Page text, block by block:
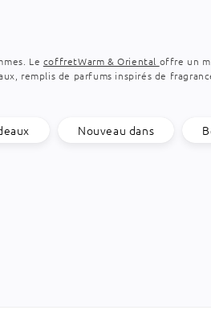
Le coffretWarm & Oriental offre un
remplis de parfums inspirés de
Nouveau dans